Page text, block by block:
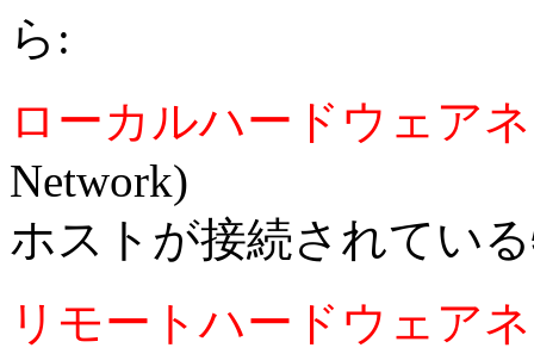
ら:
ローカルハードウェア
Network)
ホストが接続されてい
リモートハードウェア